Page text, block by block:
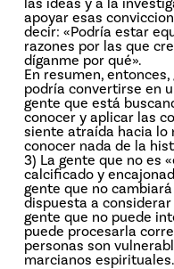
apoyar esas
decir: «Podría estar
razones por las que
díganme por qué».
En resumen,
podría convertirse en
gente que está
conocer y aplicar las
siente atraída hacia lo
conocer nada de la
3) La gente que no es
calcificado y
gente que no
dispuesta a
gente que no puede
puede procesarla
personas son
marcianos espirituales.